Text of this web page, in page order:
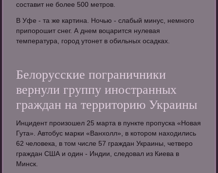
составит не более 500 метров.
В Уфе - та же картина. Ночью - слабый минус, немного
припорошит снег. А днем воцарится нулевая
температура, город утонет в обильных осадках.
Белорусские пограничники
вернули группу иностранных
граждан на территорию Украины
Инцидент произошел 25 марта в пункте пропуска «Новая
Гута». Автобус марки «Ванхолл», в котором находились
62 человека, в том числе 57 граждан Украины, четверо
граждан США и один - Индии, следовал из Киева в
Минск.